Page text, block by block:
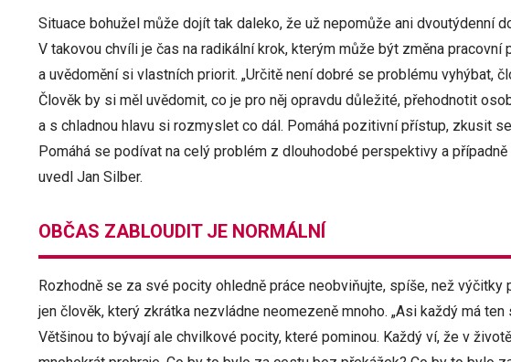
Situace bohužel může dojít tak daleko, že už nepomůže ani dvoutýdenní
V takovou chvíli je čas na radikální krok, kterým může být změna pracovní
a uvědomění si vlastních priorit. „Určitě není dobré se problému vyhýbat,
Člověk by si měl uvědomit, co je pro něj opravdu důležité, přehodnotit
a s chladnou hlavu si rozmyslet co dál. Pomáhá pozitivní přístup, zkusit
Pomáhá se podívat na celý problém z dlouhodobé perspektivy a případně
uvedl Jan Silber.
OBČAS ZABLOUDIT JE NORMÁLNÍ
Rozhodně se za své pocity ohledně práce neobviňujte, spíše, než
jen člověk, který zkrátka nezvládne neomezeně mnoho. „Asi každý má ten
Většinou to bývají ale chvilkové pocity, které pominou. Každý ví, že v